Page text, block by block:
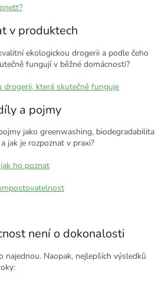
v produktech
ekologickou drogerii a podle čeho
fungují v běžné domácnosti?
drogerii, která skutečně funguje
a pojmy
jako greenwashing, biodegradabilita
jak je rozpoznat v praxi?
ho poznat
není o dokonalosti
najednou. Naopak, nejlepších výsledků